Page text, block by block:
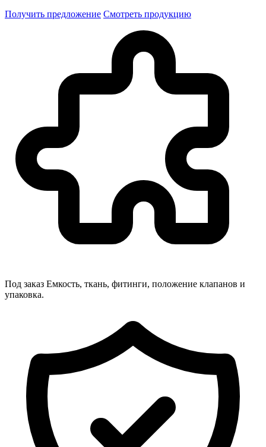
Получить предложение Смотреть продукцию
Под заказ Емкость, ткань, фитинги, положение клапанов и
упаковка.